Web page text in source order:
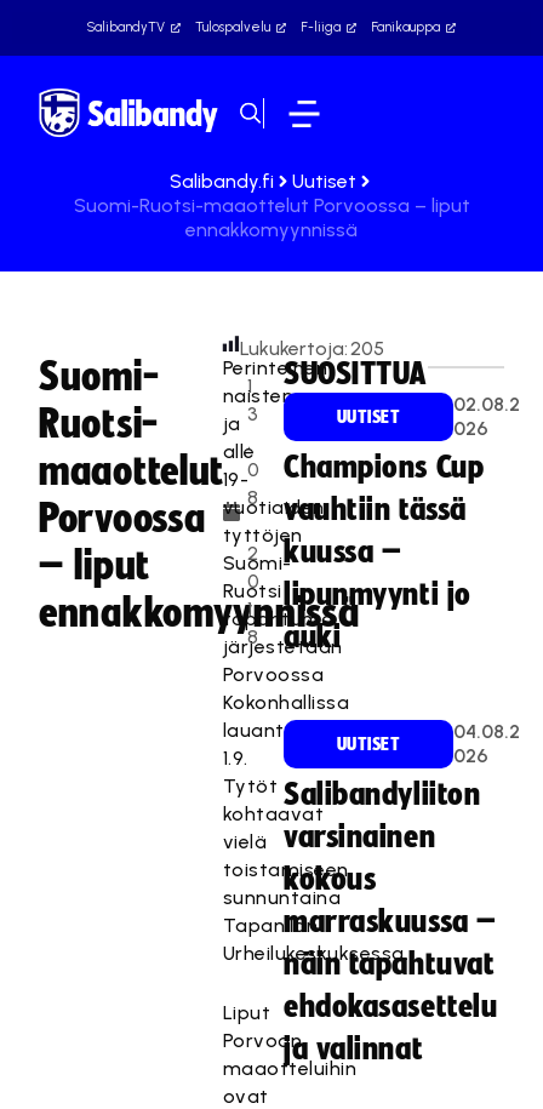
SalibandyTV Tulospalvelu F-liiga Fanikauppa
Salibandy.fi
Uutiset
Suomi-Ruotsi-maaottelut Porvoossa – liput
ennakkomyynnissä
Suomi-
Ruotsi-
maaottelut
Porvoossa
– liput
ennakkomyynnissä
1
3
.
0
8
.
2
0
1
8
Lukukertoja:205
Perinteinen
naisten
ja
alle
19-
vuotiaiden
tyttöjen
Suomi-
Ruotsi
tapahtuma
järjestetään
Porvoossa
Kokonhallissa
lauantaina
1.9.
Tytöt
kohtaavat
vielä
toistamiseen
sunnuntaina
Tapanilan
Urheilukeskuksessa.
Liput
Porvoon
maaotteluihin
ovat
SUOSITTUA
UUTISET
02.08.2
026
Champions Cup
vauhtiin tässä
kuussa –
lipunmyynti jo
auki
UUTISET
04.08.2
026
Salibandyliiton
varsinainen
kokous
marraskuussa –
näin tapahtuvat
ehdokasasettelu
ja valinnat